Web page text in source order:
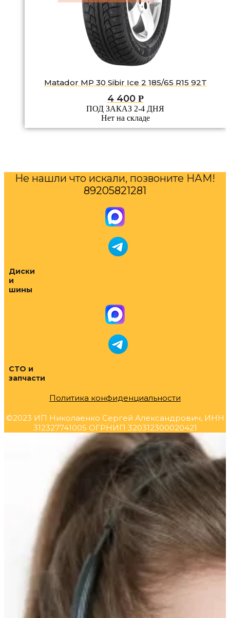
Matador MP 30 Sibir Ice 2 185/65 R15 92T
4 400 Р
ПОД ЗАКАЗ 2-4 ДНЯ
Нет на складе
Не нашли что искали, позвоните НАМ!
89205821281
Диски
и
шины
СТО и
запчасти
Политика конфиденциальности
©2023 ИП Николаенко Сергей Александрович, ИНН
312327741005 ОГРНИП 320312300020421